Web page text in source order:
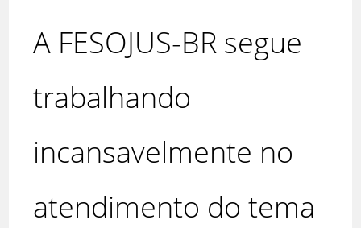
A FESOJUS-BR segue
trabalhando
incansavelmente no
atendimento do tema